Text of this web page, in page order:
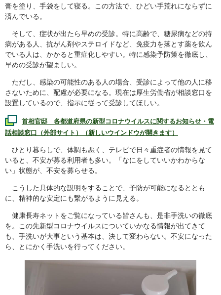
膏を塗り、手袋をして寝る。この方法で、ひどい手荒れにならずに
済んでいる。
そして、症状が出たら早めの受診。特に高齢で、糖尿病などの持
病がある人、抗がん剤やステロイドなど、免疫力を落とす薬を飲ん
でいる人は、かかると重症化しやすい。特に感染予防策を徹底し、
早めの受診が望ましい。
ただし、感染の可能性のある人の場合、受診によって他の人に移
さないために、配慮が必要になる。現在は厚生労働省が相談窓口を
設置しているので、指示に従って受診してほしい。
首相官邸 各都道府県の新型コロナウイルスに関するお知らせ・電
話相談窓口（外部サイト）（新しいウインドウが開きます）
ひとり暮らしで、体調も悪く、テレビで日々重症者の情報を見て
いると、不安が募る利用者も多い。「なにをしていいかわからな
い」状態が、不安を募らせる。
こうした具体的な説明をすることで、予防が可能になるととも
に、精神的な安定にも繋がるように見える。
健康長寿ネットをご覧になっている皆さんも、是非手洗いの徹底
を。この先新型コロナウイルスについていかなる情報が出てきて
も、手洗いが大事という基本は、決して変わらない。不安になった
ら、とにかく手洗いを行ってください。